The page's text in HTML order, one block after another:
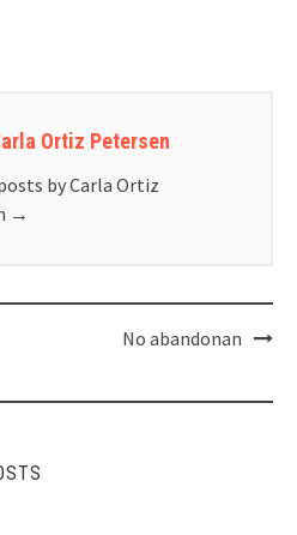
Ortiz Petersen
by Carla Ortiz
→
No abandonan